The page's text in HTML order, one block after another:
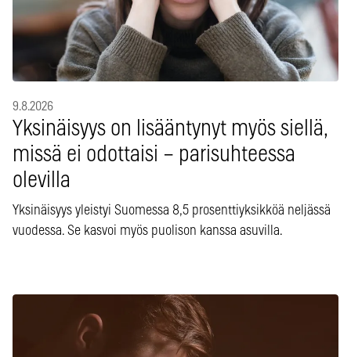
9.8.2026
Yksinäisyys on lisääntynyt myös siellä,
missä ei odottaisi – parisuhteessa
olevilla
Yksinäisyys yleistyi Suomessa 8,5 prosenttiyksikköä neljässä
vuodessa. Se kasvoi myös puolison kanssa asuvilla.